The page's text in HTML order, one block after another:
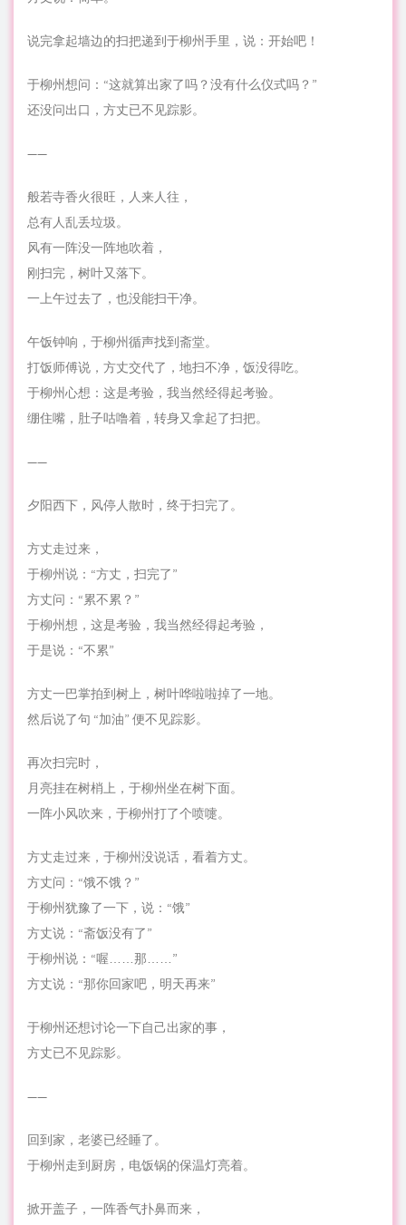
说完拿起墙边的扫把递到于柳州手里，说：开始吧！
于柳州想问：“这就算出家了吗？没有什么仪式吗？”
还没问出口，方丈已不见踪影。
——
般若寺香火很旺，人来人往，
总有人乱丢垃圾。
风有一阵没一阵地吹着，
刚扫完，树叶又落下。
一上午过去了，也没能扫干净。
午饭钟响，于柳州循声找到斋堂。
打饭师傅说，方丈交代了，地扫不净，饭没得吃。
于柳州心想：这是考验，我当然经得起考验。
绷住嘴，肚子咕噜着，转身又拿起了扫把。
——
夕阳西下，风停人散时，终于扫完了。
方丈走过来，
于柳州说：“方丈，扫完了”
方丈问：“累不累？”
于柳州想，这是考验，我当然经得起考验，
于是说：“不累”
方丈一巴掌拍到树上，树叶哗啦啦掉了一地。
然后说了句 “加油” 便不见踪影。
再次扫完时，
月亮挂在树梢上，于柳州坐在树下面。
一阵小风吹来，于柳州打了个喷嚏。
方丈走过来，于柳州没说话，看着方丈。
方丈问：“饿不饿？”
于柳州犹豫了一下，说：“饿”
方丈说：“斋饭没有了”
于柳州说：“喔……那……”
方丈说：“那你回家吧，明天再来”
于柳州还想讨论一下自己出家的事，
方丈已不见踪影。
——
回到家，老婆已经睡了。
于柳州走到厨房，电饭锅的保温灯亮着。
掀开盖子，一阵香气扑鼻而来，